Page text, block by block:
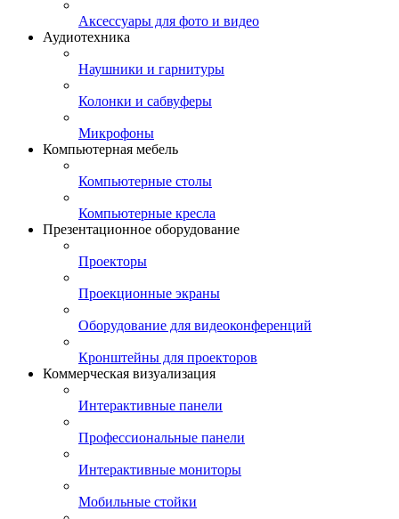
Аксессуары для фото и видео
Аудиотехника
Наушники и гарнитуры
Колонки и сабвуферы
Микрофоны
Компьютерная мебель
Компьютерные столы
Компьютерные кресла
Презентационное оборудование
Проекторы
Проекционные экраны
Оборудование для видеоконференций
Кронштейны для проекторов
Коммерческая визуализация
Интерактивные панели
Профессиональные панели
Интерактивные мониторы
Мобильные стойки